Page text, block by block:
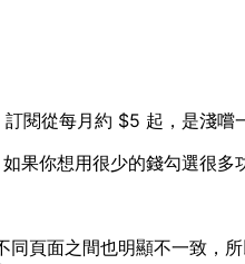
閱從每月約 $5 起，是淺嚐
你想用很少的錢勾選很多
面之間也明顯不一致，所